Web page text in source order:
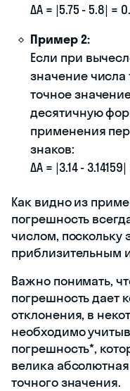
ΔA = |5.75 - 5.8| =
Пример 2:
Если при
значение числа
точное
десятичную
применения
знаков:
ΔA = |3.14 -
Как видно из
погрешность
числом,
приблизительным
Важно понимать,
погрешность дает
отклонения, в
необходимо
погрешность*,
велика
точного значения.